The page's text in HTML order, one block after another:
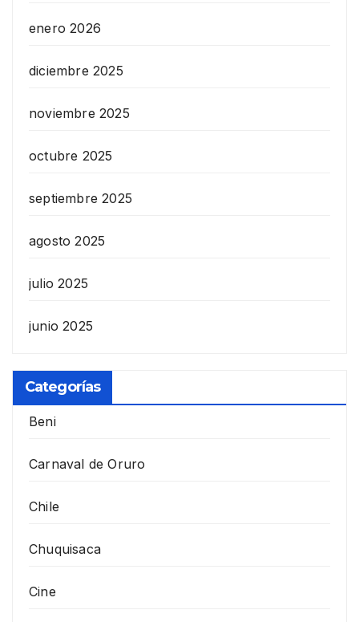
enero 2026
diciembre 2025
noviembre 2025
octubre 2025
septiembre 2025
agosto 2025
julio 2025
junio 2025
Categorías
Beni
Carnaval de Oruro
Chile
Chuquisaca
Cine